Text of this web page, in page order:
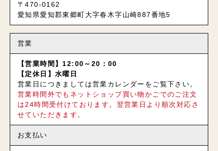
〒470-0162
愛知県愛知郡東郷町大字春木字山崎887番地5
営業
【営業時間】12:00～20：00
【定休日】水曜日
営業日につきましては営業カレンダーをご覧下さい。
営業時間外でもネットショップ買い物かごでのご注文
は24時間受付けております。翌営業日より順次対応さ
せていただきます。
お支払い